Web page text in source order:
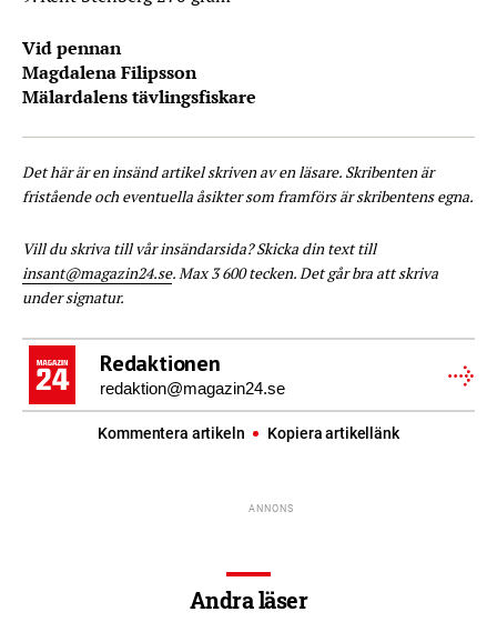
Vid pennan
Magdalena Filipsson
Mälardalens tävlingsfiskare
Det här är en insänd artikel skriven av en läsare. Skribenten är
fristående och eventuella åsikter som framförs är skribentens egna.
Vill du skriva till vår insändarsida? Skicka din text till
insant@magazin24.se. Max 3 600 tecken. Det går bra att skriva
under signatur.
Redaktionen
redaktion@magazin24.se
Kommentera artikeln Kopiera artikellänk
Andra läser